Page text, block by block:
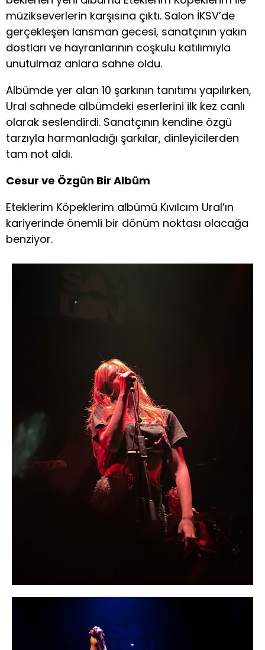
müzikseverlerin karşısına çıktı. Salon İKSV’de
gerçekleşen lansman gecesi, sanatçının yakın
dostları ve hayranlarının coşkulu katılımıyla
unutulmaz anlara sahne oldu.
Albümde yer alan 10 şarkının tanıtımı yapılırken,
Ural sahnede albümdeki eserlerini ilk kez canlı
olarak seslendirdi. Sanatçının kendine özgü
tarzıyla harmanladığı şarkılar, dinleyicilerden
tam not aldı.
Cesur ve Özgün Bir Albüm
Eteklerim Köpeklerim albümü Kıvılcım Ural’ın
kariyerinde önemli bir dönüm noktası olacağa
benziyor.